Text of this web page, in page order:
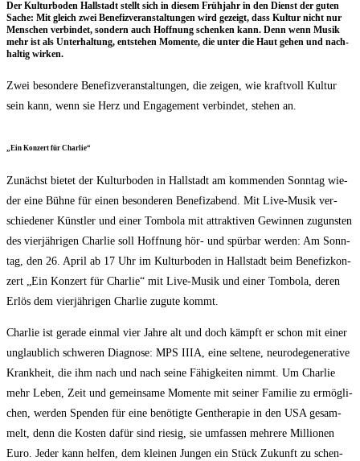
Der Kul­tur­bo­den Hall­stadt stellt sich in die­sem Früh­jahr in den Dienst der guten
Sache: Mit gleich zwei Bene­fiz­ver­an­stal­tun­gen wird gezeigt, dass Kul­tur nicht nur
Men­schen ver­bin­det, son­dern auch Hoff­nung schen­ken kann. Denn wenn Musik
mehr ist als Unter­hal­tung, ent­ste­hen Momen­te, die unter die Haut gehen und nach­
hal­tig wirken.
Zwei beson­de­re Bene­fiz­ver­an­stal­tun­gen, die zei­gen, wie kraft­voll Kul­tur
sein kann, wenn sie Herz und Enga­ge­ment ver­bin­det, ste­hen an.
„Ein Kon­zert für Charlie“
Zunächst bie­tet der Kul­tur­bo­den in Hall­stadt am kom­men­den Sonn­tag wie­
der eine Büh­ne für einen beson­de­ren Bene­fiz­abend. Mit Live-Musik ver­
schie­de­ner Künst­ler und einer Tom­bo­la mit attrak­ti­ven Gewin­nen zuguns­ten
des vier­jäh­ri­gen Char­lie soll Hoff­nung hör- und spür­bar wer­den: Am Sonn­
tag, den 26. April ab 17 Uhr im Kul­tur­bo­den in Hall­stadt beim Bene­fiz­kon­
zert „Ein Kon­zert für Char­lie“ mit Live-Musik und einer Tom­bo­la, deren
Erlös dem vier­jäh­ri­gen Char­lie zugu­te kommt.
Char­lie ist gera­de ein­mal vier Jah­re alt und doch kämpft er schon mit einer
unglaub­lich schwe­ren Dia­gno­se: MPS IIIA, eine sel­te­ne, neu­ro­de­ge­nera­ti­ve
Krank­heit, die ihm nach und nach sei­ne Fähig­kei­ten nimmt. Um Char­lie
mehr Leben, Zeit und gemein­sa­me Momen­te mit sei­ner Fami­lie zu ermög­li­
chen, wer­den Spen­den für eine benö­tig­te Gen­the­ra­pie in den USA gesam­
melt, denn die Kos­ten dafür sind rie­sig, sie umfas­sen meh­re­re Mil­lio­nen
Euro. Jeder kann hel­fen, dem klei­nen Jun­gen ein Stück Zukunft zu schen­